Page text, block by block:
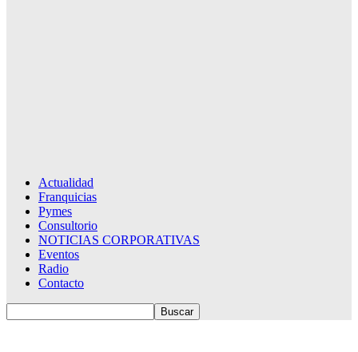
Actualidad
Franquicias
Pymes
Consultorio
NOTICIAS CORPORATIVAS
Eventos
Radio
Contacto